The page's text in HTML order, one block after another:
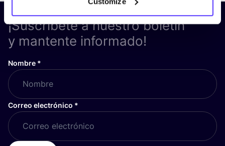
¡Suscríbete a nuestro boletín
y mantente informado!
Nombre *
Correo electrónico *